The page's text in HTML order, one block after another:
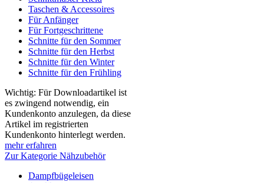
Taschen & Accessoires
Für Anfänger
Für Fortgeschrittene
Schnitte für den Sommer
Schnitte für den Herbst
Schnitte für den Winter
Schnitte für den Frühling
Wichtig: Für Downloadartikel ist
es zwingend notwendig, ein
Kundenkonto anzulegen, da diese
Artikel im registrierten
Kundenkonto hinterlegt werden.
mehr erfahren
Zur Kategorie Nähzubehör
Dampfbügeleisen